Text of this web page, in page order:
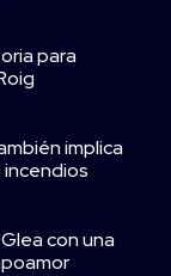
para
implica
con una